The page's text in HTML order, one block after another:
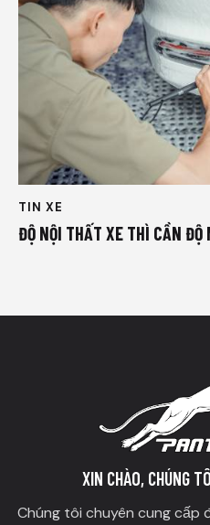
TIN XE
ĐỘ NỘI THẤT XE THÌ CẦN ĐỘ
XIN CHÀO, CHÚNG
Chúng tôi chuyên cung cấp